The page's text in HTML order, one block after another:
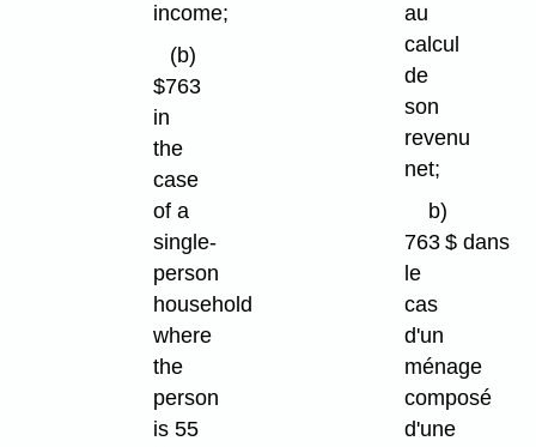
income;
(b)
$763
in
the
case
of a
single-
person
household
where
the
person
is 55
au
calcul
de
son
revenu
net;
b)
763 $ dans
le
cas
d'un
ménage
composé
d'une